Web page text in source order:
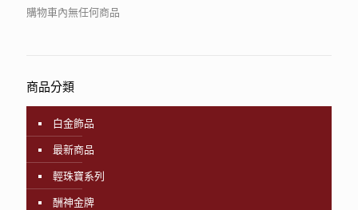
購物車內無任何商品
商品分類
白金飾品
最新商品
輕珠寶系列
酬神金牌